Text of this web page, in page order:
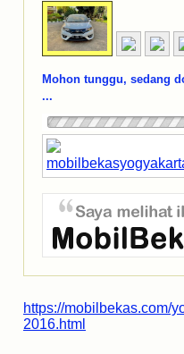
Mohon tunggu, sedang
...
https://mobilbekas.com/
2016.html